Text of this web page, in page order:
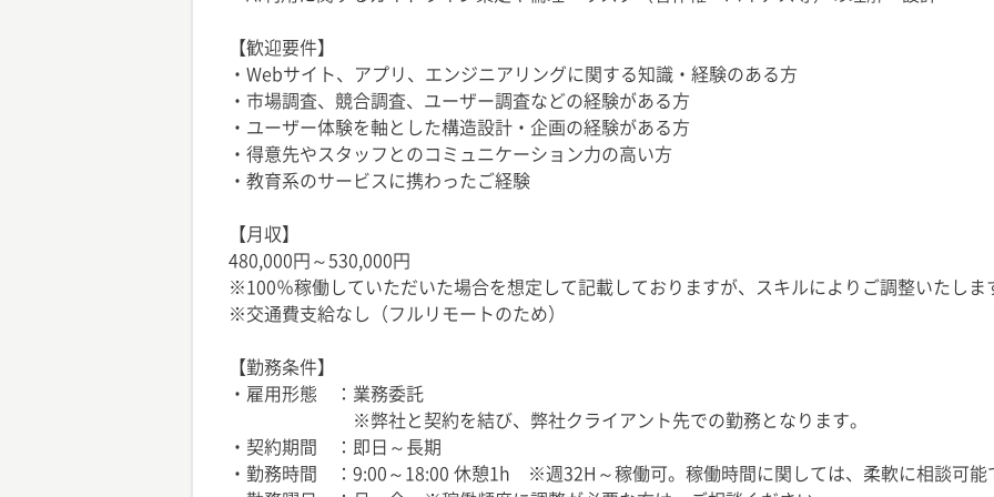
【歓迎要件】
・Webサイト、アプリ、エンジニアリングに関する知識・経験のある方
・市場調査、競合調査、ユーザー調査などの経験がある方
・ユーザー体験を軸とした構造設計・企画の経験がある方
・得意先やスタッフとのコミュニケーション力の高い方
・教育系のサービスに携わったご経験
【月収】
480,000円～530,000円
※100％稼働していただいた場合を想定して記載しておりますが、スキルによりご調整いたしま
※交通費支給なし（フルリモートのため）
【勤務条件】
・雇用形態 ：業務委託
※弊社と契約を結び、弊社クライアント先での勤務となります。
・契約期間 ：即日～長期
・勤務時間 ：9:00～18:00 休憩1h ※週32H～稼働可。稼働時間に関しては、柔軟に相談可能